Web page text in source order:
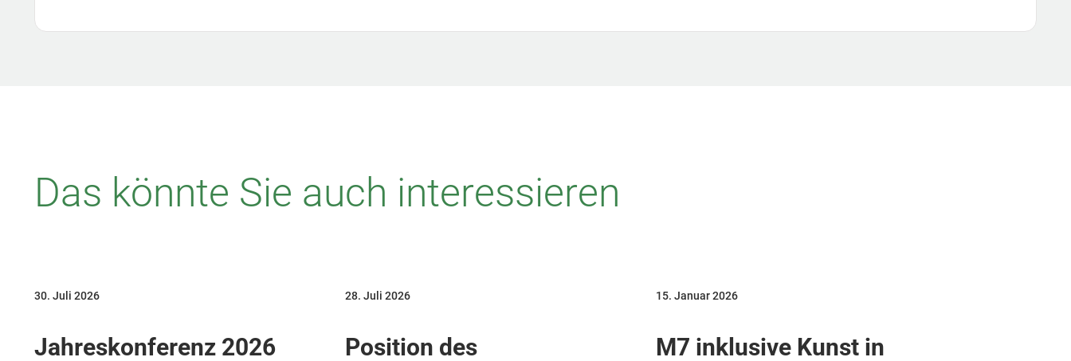
Das könnte Sie auch interessieren
Jahreskonferenz 2026
30. Juli 2026
Position des
28. Juli 2026
M7 inklusive Kunst in
15. Januar 2026